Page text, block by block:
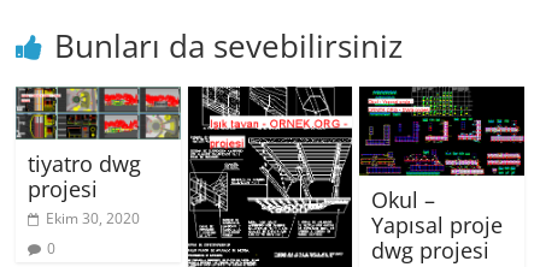
Bunları da sevebilirsiniz
tiyatro dwg
projesi
Ekim 30, 2020
0
Okul –
Yapısal proje
dwg projesi